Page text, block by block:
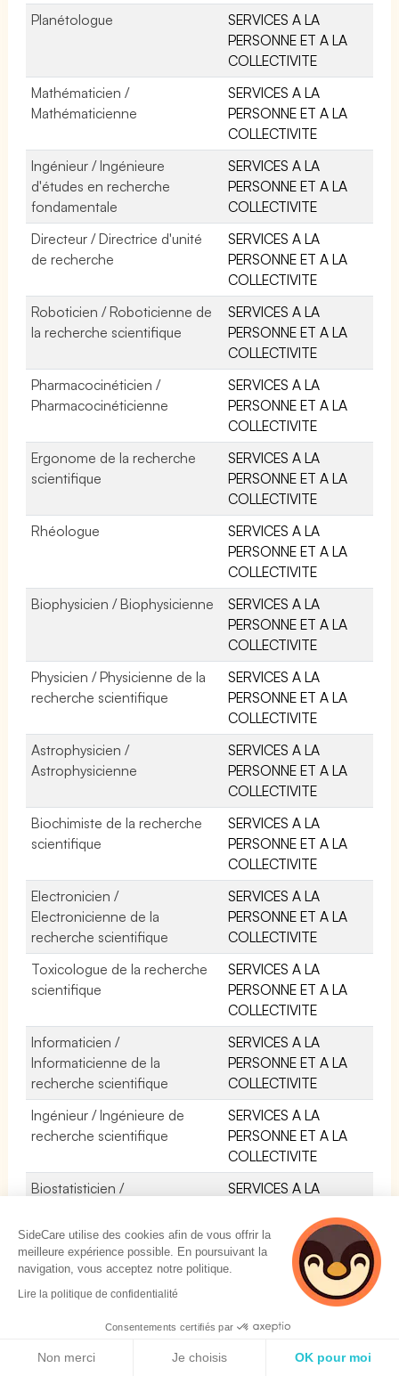
Planétologue
SERVICES A LA
PERSONNE ET A LA
COLLECTIVITE
Mathématicien /
Mathématicienne
SERVICES A LA
PERSONNE ET A LA
COLLECTIVITE
Ingénieur / Ingénieure
d'études en recherche
fondamentale
SERVICES A LA
PERSONNE ET A LA
COLLECTIVITE
Directeur / Directrice d'unité
de recherche
SERVICES A LA
PERSONNE ET A LA
COLLECTIVITE
Roboticien / Roboticienne de
la recherche scientifique
SERVICES A LA
PERSONNE ET A LA
COLLECTIVITE
Pharmacocinéticien /
Pharmacocinéticienne
SERVICES A LA
PERSONNE ET A LA
COLLECTIVITE
Ergonome de la recherche
scientifique
SERVICES A LA
PERSONNE ET A LA
COLLECTIVITE
Rhéologue
SERVICES A LA
PERSONNE ET A LA
COLLECTIVITE
Biophysicien / Biophysicienne
SERVICES A LA
PERSONNE ET A LA
COLLECTIVITE
Physicien / Physicienne de la
recherche scientifique
SERVICES A LA
PERSONNE ET A LA
COLLECTIVITE
Astrophysicien /
Astrophysicienne
SERVICES A LA
PERSONNE ET A LA
COLLECTIVITE
Biochimiste de la recherche
scientifique
SERVICES A LA
PERSONNE ET A LA
COLLECTIVITE
Electronicien /
Electronicienne de la
recherche scientifique
SERVICES A LA
PERSONNE ET A LA
COLLECTIVITE
Toxicologue de la recherche
scientifique
SERVICES A LA
PERSONNE ET A LA
COLLECTIVITE
Informaticien /
Informaticienne de la
recherche scientifique
SERVICES A LA
PERSONNE ET A LA
COLLECTIVITE
Ingénieur / Ingénieure de
recherche scientifique
SERVICES A LA
PERSONNE ET A LA
COLLECTIVITE
Biostatisticien /
SERVICES A LA
COLLECTIVITE
SOLUTIONS
SideCare utilise des cookies afin de vous offrir la
meilleure expérience possible. En poursuivant la
navigation, vous acceptez notre politique.
Lire la politique de confidentialité
Consentements certifiés par
Non merci Je choisis OK pour moi
3 personnes
consultent
actuellement cette